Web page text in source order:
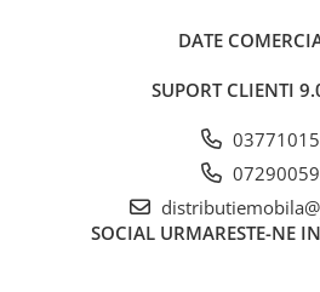
DATE
SUPORT CLIENTI
SOCIAL URMARESTE-NE